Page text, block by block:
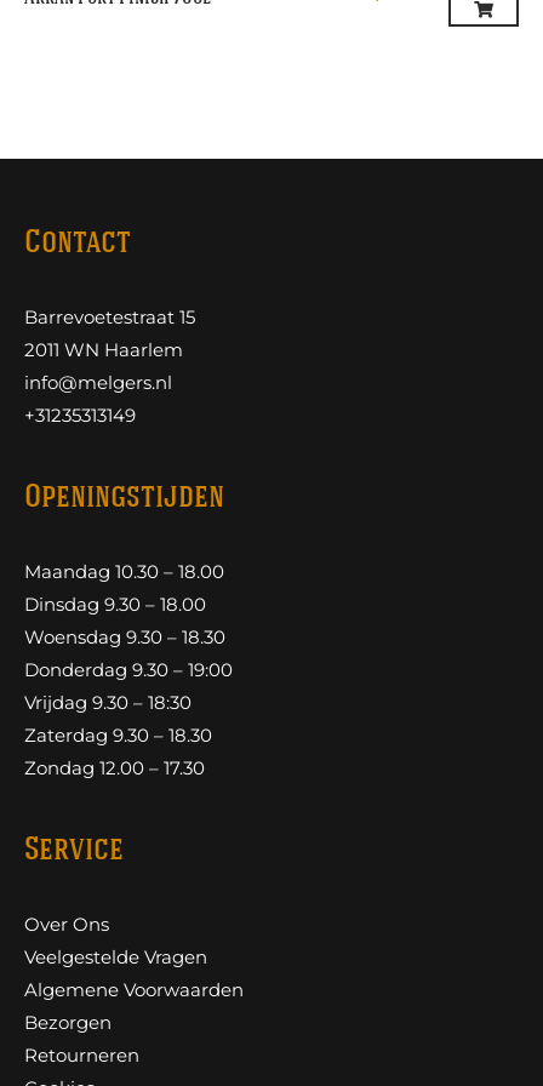
Contact
Barrevoetestraat 15
2011 WN Haarlem
info@melgers.nl
+31235313149
Openingstijden
Maandag 10.30 – 18.00
Dinsdag 9.30 – 18.00
Woensdag 9.30 – 18.30
Donderdag 9.30 – 19:00
Vrijdag 9.30 – 18:30
Zaterdag 9.30 – 18.30
Zondag 12.00 – 17.30
Service
Over Ons
Veelgestelde Vragen
Algemene Voorwaarden
Bezorgen
Retourneren